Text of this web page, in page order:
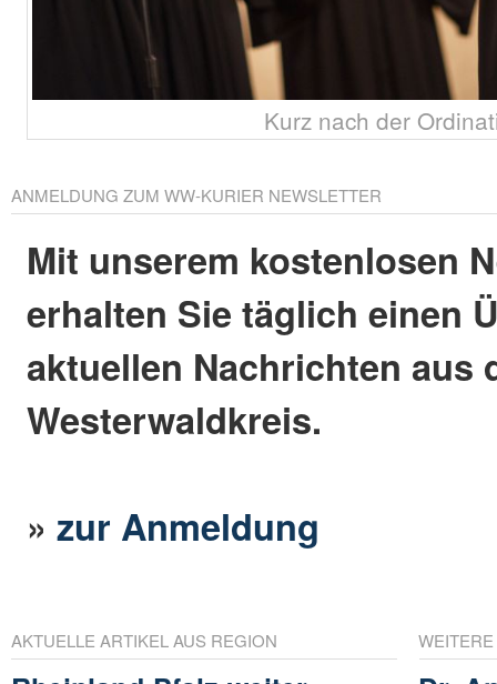
Kurz nach der
ANMELDUNG ZUM WW-KURIER NEWSLETTER
Mit unserem kostenlosen
erhalten Sie täglich einen
aktuellen Nachrichten aus
Westerwaldkreis.
»zur Anmeldung
AKTUELLE ARTIKEL AUS REGION